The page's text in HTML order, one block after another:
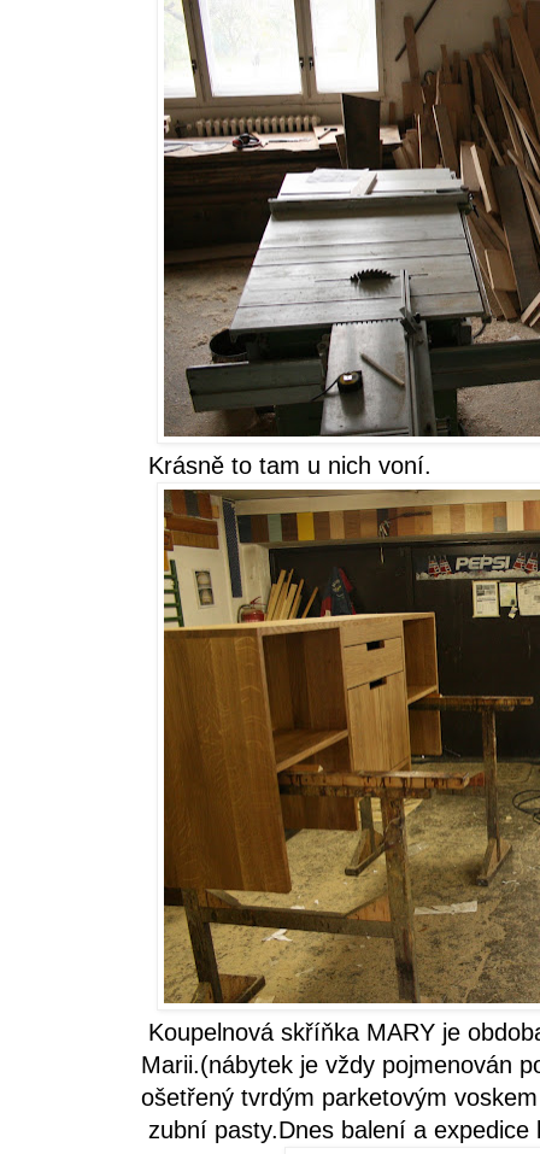
Krásně to tam u nich voní.
Koupelnová skříňka MARY je
Marii.(nábytek je vždy pojmenován
ošetřený tvrdým parketovým
zubní pasty.Dnes balení a expedice